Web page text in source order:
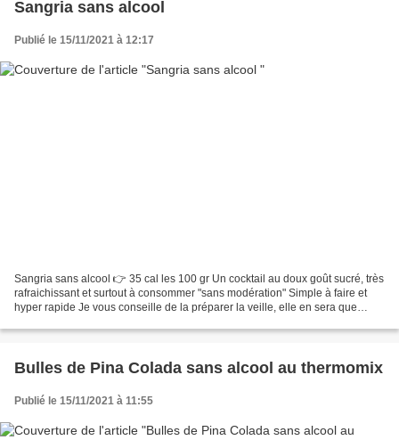
Sangria sans alcool
Publié le 15/11/2021 à 12:17
Sangria sans alcool 👉 35 cal les 100 gr Un cocktail au doux goût sucré, très
rafraichissant et surtout à consommer "sans modération" Simple à faire et
hyper rapide Je vous conseille de la préparer la veille, elle en sera que
Bulles de Pina Colada sans alcool au thermomix
Publié le 15/11/2021 à 11:55